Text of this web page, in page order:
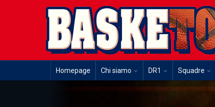
Homepage Chi siamo DR1 Squadre